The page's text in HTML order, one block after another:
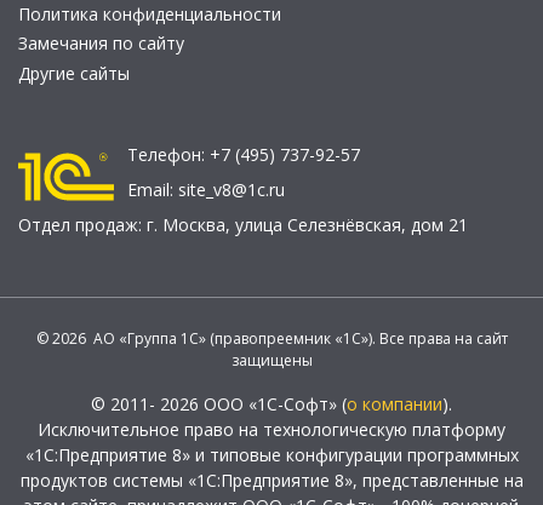
Политика конфиденциальности
Замечания по сайту
Другие сайты
Телефон: +7 (495) 737-92-57
Email: site_v8@1c.ru
Отдел продаж: г. Москва, улица Селезнёвская, дом 21
© 2026 АО «Группа 1С» (правопреемник «1С»). Все права на сайт
защищены
© 2011- 2026 ООО «1С-Софт» (о компании).
Исключительное право на технологическую платформу
«1С:Предприятие 8» и типовые конфигурации программных
продуктов системы «1С:Предприятие 8», представленные на